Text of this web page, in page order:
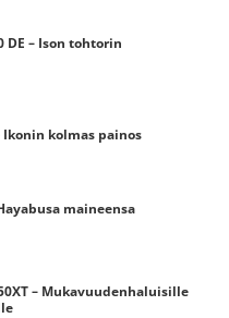
DE – Ison tohtorin
Ikonin kolmas painos
maineensa
– Mukavuudenhaluisille